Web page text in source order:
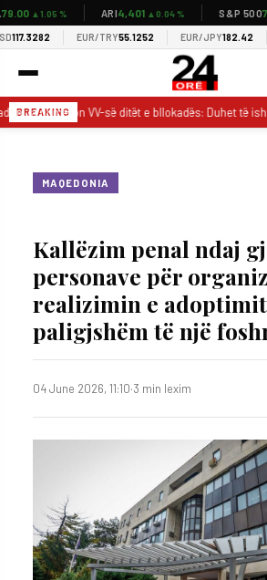
▲1.05 % ARI4,401▲0.04 % S&P 500
EUR/TRY55.1252 EUR/JPY182.42
BREAKING
ia numëron VV-së ditët e bllokadës: Duhet të
MAQEDONIA
Kallëzim penal ndaj
personave për
realizimin e
paligjshëm të një
04 June 2026, 11:10·3 min lexim